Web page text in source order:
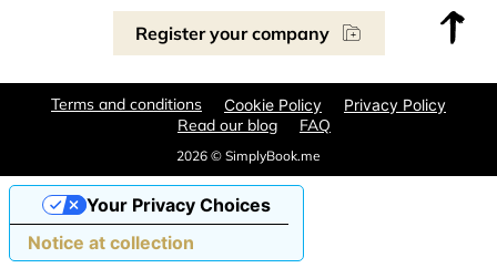
Register your company
2026 © SimplyBook.me
Terms and conditions Cookie Policy Privacy Policy
Read our blog FAQ
Notice at collection
Your Privacy Choices